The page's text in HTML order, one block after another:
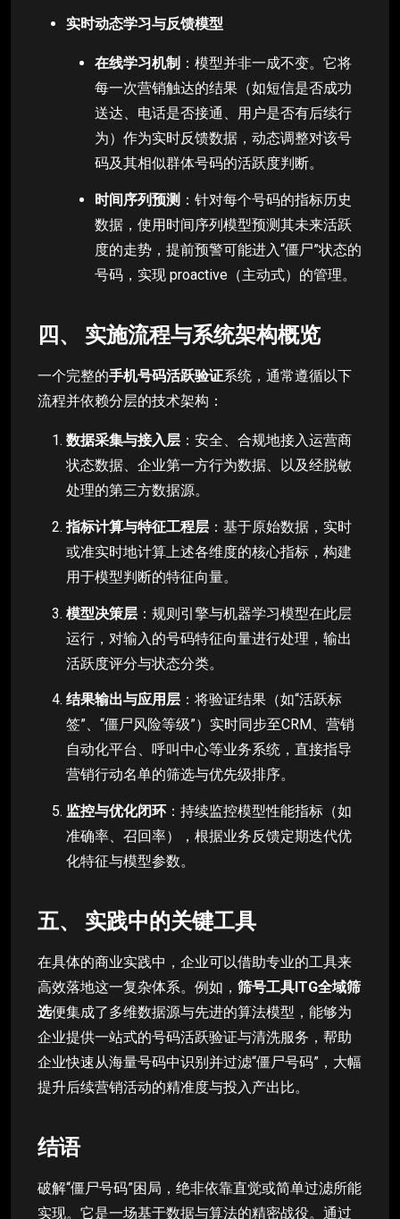
实时动态学习与反馈模型
在线学习机制 ：模型并非一成不变。它将
每一次营销触达的结果（如短信是否成功
送达、电话是否接通、用户是否有后续行
为）作为实时反馈数据，动态调整对该号
码及其相似群体号码的活跃度判断。
时间序列预测 ：针对每个号码的指标历史
数据，使用时间序列模型预测其未来活跃
度的走势，提前预警可能进入“僵尸”状态的
号码，实现 proactive（主动式）的管理。
四、 实施流程与系统架构概览
一个完整的手机号码活跃验证系统，通常遵循以下
流程并依赖分层的技术架构：
数据采集与接入层 ：安全、合规地接入运营商
状态数据、企业第一方行为数据、以及经脱敏
处理的第三方数据源。
指标计算与特征工程层 ：基于原始数据，实时
或准实时地计算上述各维度的核心指标，构建
用于模型判断的特征向量。
模型决策层 ：规则引擎与机器学习模型在此层
运行，对输入的号码特征向量进行处理，输出
活跃度评分与状态分类。
结果输出与应用层 ：将验证结果（如“活跃标
签”、“僵尸风险等级”）实时同步至CRM、营销
自动化平台、呼叫中心等业务系统，直接指导
营销行动名单的筛选与优先级排序。
监控与优化闭环 ：持续监控模型性能指标（如
准确率、召回率），根据业务反馈定期迭代优
化特征与模型参数。
五、 实践中的关键工具
在具体的商业实践中，企业可以借助专业的工具来
高效落地这一复杂体系。例如， 筛号工具ITG全域筛
选便集成了多维数据源与先进的算法模型，能够为
企业提供一站式的号码活跃验证与清洗服务，帮助
企业快速从海量号码中识别并过滤“僵尸号码”，大幅
提升后续营销活动的精准度与投入产出比。
结语
破解“僵尸号码”困局，绝非依靠直觉或简单过滤所能
实现。它是一场基于数据与算法的精密战役。通过